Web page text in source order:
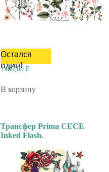
Остался
один!
1400,00 ₽
В корзину
Трансфер Prima CECE
Inked Flash.